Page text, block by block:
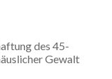
des 45-
Gewalt